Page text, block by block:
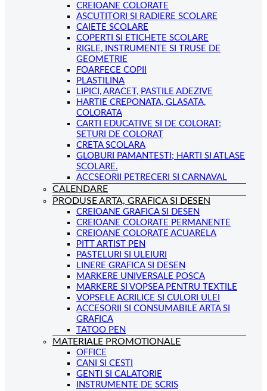
CREIOANE COLORATE
ASCUTITORI SI RADIERE SCOLARE
CAIETE SCOLARE
COPERTI SI ETICHETE SCOLARE
RIGLE, INSTRUMENTE SI TRUSE DE
GEOMETRIE
FOARFECE COPII
PLASTILINA
LIPICI, ARACET, PASTILE ADEZIVE
HARTIE CREPONATA, GLASATA,
COLORATA
CARTI EDUCATIVE SI DE COLORAT;
SETURI DE COLORAT
CRETA SCOLARA
GLOBURI PAMANTESTI; HARTI SI ATLASE
SCOLARE.
ACCSEORII PETRECERI SI CARNAVAL
CALENDARE
PRODUSE ARTA, GRAFICA SI DESEN
CREIOANE GRAFICA SI DESEN
CREIOANE COLORATE PERMANENTE
CREIOANE COLORATE ACUARELA
PITT ARTIST PEN
PASTELURI SI ULEIURI
LINERE GRAFICA SI DESEN
MARKERE UNIVERSALE POSCA
MARKERE SI VOPSEA PENTRU TEXTILE
VOPSELE ACRILICE SI CULORI ULEI
ACCESORII SI CONSUMABILE ARTA SI
GRAFICA
TATOO PEN
MATERIALE PROMOTIONALE
OFFICE
CANI SI CESTI
GENTI SI CALATORIE
INSTRUMENTE DE SCRIS